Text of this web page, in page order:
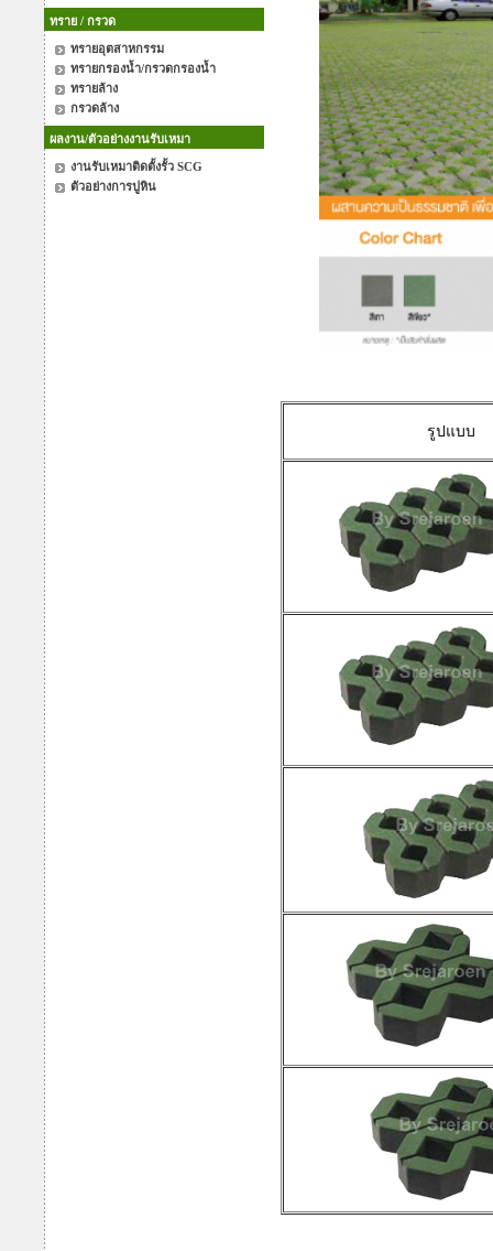
ทราย / กรวด
ทรายอุตสาหกรรม
ทรายกรองน้ำ/กรวดกรองน้ำ
ทรายล้าง
กรวดล้าง
ผลงาน/ตัวอย่างงานรับเหมา
งานรับเหมาติดตั้งรั้ว SCG
ตัวอย่างการปูหิน
รูปแบบ